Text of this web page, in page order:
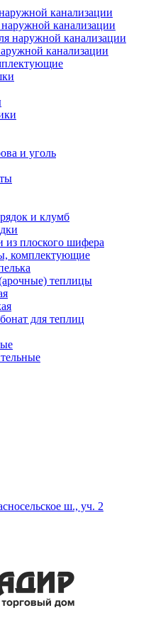
канализации
канализации
наружной канализации
канализации
и уголь
и клумб
из плоского шифера
комплектующие
теплицы
для теплиц
ш., уч. 2